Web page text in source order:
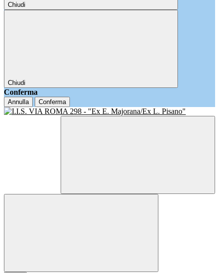
Chiudi
Chiudi
Conferma
Annulla Conferma